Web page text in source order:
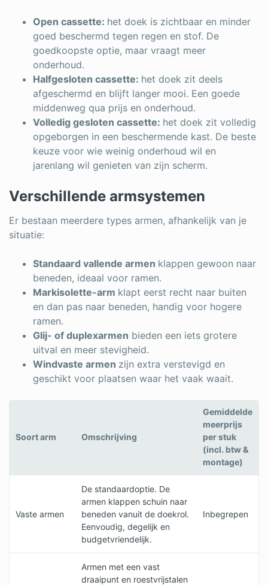
Open cassette: het doek is zichtbaar en minder
goed beschermd tegen regen en stof. De
goedkoopste optie, maar vraagt meer
onderhoud.
Halfgesloten cassette: het doek zit deels
afgeschermd en blijft langer mooi. Een goede
middenweg qua prijs en onderhoud.
Volledig gesloten cassette: het doek zit volledig
opgeborgen in een beschermende kast. De beste
keuze voor wie weinig onderhoud wil en
jarenlang wil genieten van zijn scherm.
Verschillende armsystemen
Er bestaan meerdere types armen, afhankelijk van je
situatie:
Standaard vallende armen klappen gewoon naar
beneden, ideaal voor ramen.
Markisolette-arm klapt eerst recht naar buiten
en dan pas naar beneden, handig voor hogere
ramen.
Glij- of duplexarmen bieden een iets grotere
uitval en meer stevigheid.
Windvaste armen zijn extra verstevigd en
geschikt voor plaatsen waar het vaak waait.
Soort arm Omschrijving
Gemiddelde
meerprijs
per stuk
(incl. btw &
montage)
Vaste armen
De standaardoptie. De
armen klappen schuin naar
beneden vanuit de doekrol.
Eenvoudig, degelijk en
budgetvriendelijk.
Inbegrepen
Armen met een vast
draaipunt en roestvrijstalen